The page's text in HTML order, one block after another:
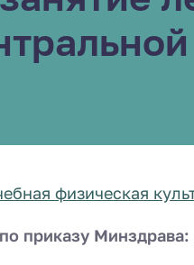
физическая
приказу Минздрава: